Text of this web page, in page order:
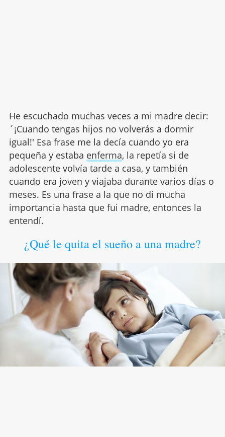
He escuchado muchas veces a mi madre decir:
´¡Cuando tengas hijos no volverás a dormir
igual!' Esa frase me la decía cuando yo era
pequeña y estaba enferma, la repetía si de
adolescente volvía tarde a casa, y también
cuando era joven y viajaba durante varios días o
meses. Es una frase a la que no di mucha
importancia hasta que fui madre, entonces la
entendí.
¿Qué le quita el sueño a una madre?